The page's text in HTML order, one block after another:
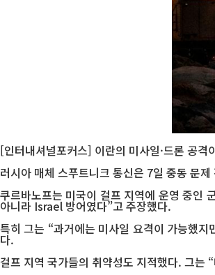
[인터내셔널포커스] 이란의 미사일·드론 공
러시아 매체 스푸트니크 통신은 7일 중동 문
쿠르바노프는 미국이 걸프 지역에 운영 중인
아니라 Israel 방어였다”고 주장했다.
특히 그는 “과거에는 미사일 요격이 가능했
다.
걸프 지역 국가들의 취약성도 지적했다. 그는